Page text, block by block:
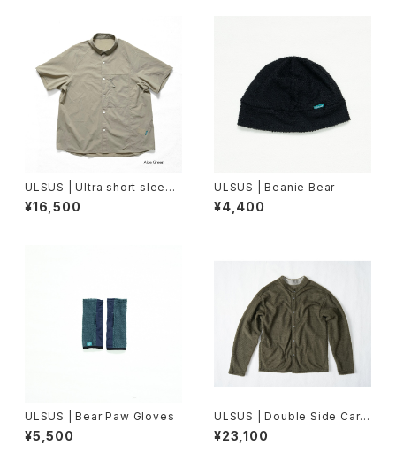
ULSUS | Ultra short sleeve
shirt
¥16,500
ULSUS | Beanie Bear
¥4,400
ULSUS | Bear Paw Gloves
¥5,500
ULSUS | Double Side Cardi
gan
¥23,100